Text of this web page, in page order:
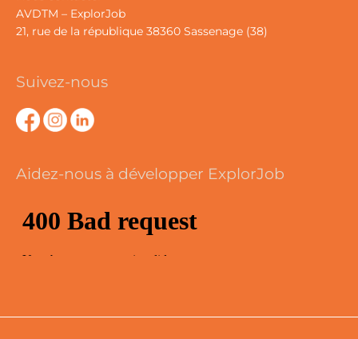
AVDTM – ExplorJob
21, rue de la république 38360 Sassenage (38)
Suivez-nous
Aidez-nous à développer ExplorJob